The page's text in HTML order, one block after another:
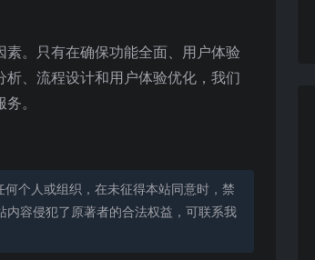
。只有在确保功能全面、用户体验
、流程设计和用户体验优化，我们
。
个人或组织，在未征得本站同意时，禁
容侵犯了原著者的合法权益，可联系我